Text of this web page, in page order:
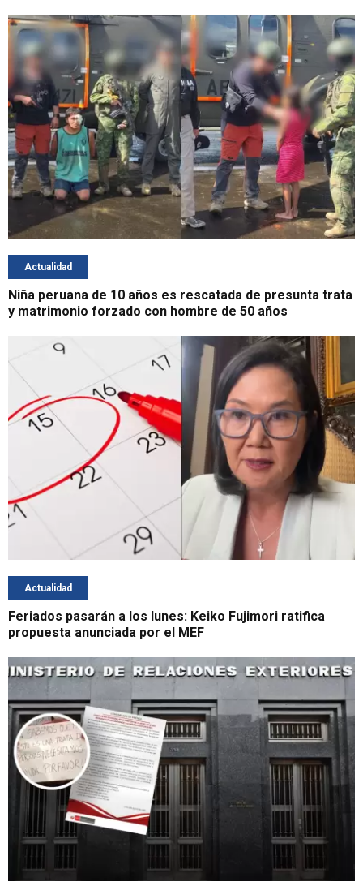
Actualidad
Niña peruana de 10 años es rescatada de presunta trata
y matrimonio forzado con hombre de 50 años
Actualidad
Feriados pasarán a los lunes: Keiko Fujimori ratifica
propuesta anunciada por el MEF